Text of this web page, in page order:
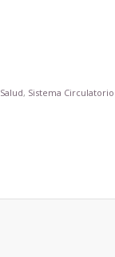
Salud, Sistema Circulatorio